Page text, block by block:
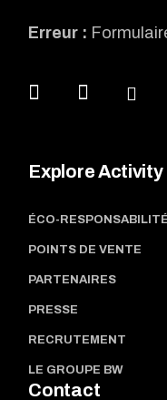
Erreur :
Explore Activity
ÉCO-RESPONSABILITÉ
POINTS DE VENTE
PARTENAIRES
PRESSE
RECRUTEMENT
LE GROUPE BW
Contact